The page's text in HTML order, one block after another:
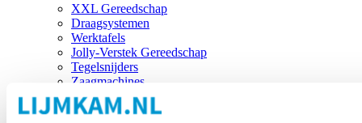
XXL Gereedschap
Draagsystemen
Werktafels
Jolly-Verstek Gereedschap
Tegelsnijders
Zaagmachines
Merken